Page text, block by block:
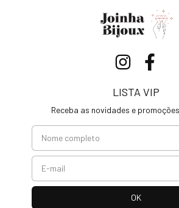
LISTA VIP
Receba as novidades e